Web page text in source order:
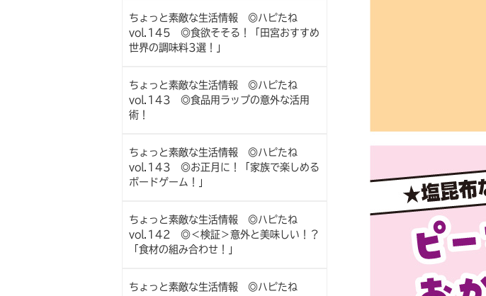
ちょっと素敵な生活情報 ◎ハピたね
vol.145 ◎食欲そそる！「田宮おすすめ
世界の調味料3選！」
ちょっと素敵な生活情報 ◎ハピたね
vol.143 ◎食品用ラップの意外な活用
術！
ちょっと素敵な生活情報 ◎ハピたね
vol.143 ◎お正月に！「家族で楽しめる
ボードゲーム！」
ちょっと素敵な生活情報 ◎ハピたね
vol.142 ◎＜検証＞意外と美味しい！？
「食材の組み合わせ！」
ちょっと素敵な生活情報 ◎ハピたね